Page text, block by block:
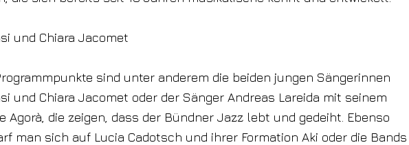
und Chiara Jacomet
sind unter anderem die beiden jungen Sängerinnen
und Chiara Jacomet oder der Sänger Andreas Lareida mit seinem
Agorà, die zeigen, dass der Bündner Jazz lebt und gedeiht. Ebenso
man sich auf Lucia Cadotsch und ihrer Formation Aki oder die Bands